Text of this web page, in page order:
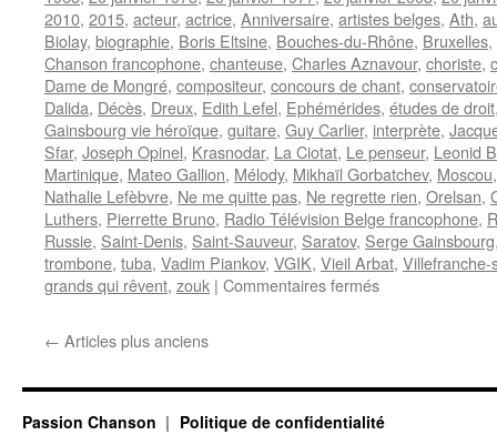
2010, 2015, acteur, actrice, Anniversaire, artistes belges, Ath,
Biolay, biographie, Boris Eltsine, Bouches-du-Rhône, Bruxelles,
Chanson francophone, chanteuse, Charles Aznavour, choriste,
Dame de Mongré, compositeur, concours de chant,
Dalida, Décès, Dreux, Edith Lefel, Ephémérides, études de droit
Gainsbourg vie héroïque, guitare, Guy Carlier, interprète,
Sfar, Joseph Opinel, Krasnodar, La Ciotat, Le penseur, Leonid
Martinique, Mateo Gallion, Mélody, Mikhaïl Gorbatchev, Moscou
Nathalie Lefèbvre, Ne me quitte pas, Ne regrette rien, Orelsan,
Luthers, Pierrette Bruno, Radio Télévision Belge francophone,
Russie, Saint-Denis, Saint-Sauveur, Saratov, Serge Gainsbourg
trombone, tuba, Vadim Piankov, VGIK, Vieil Arbat, Villefranche-
grands qui rêvent, zouk | Commentaires ferméssur
← Articles plus anciens
Passion Chanson Politique de confidentialité